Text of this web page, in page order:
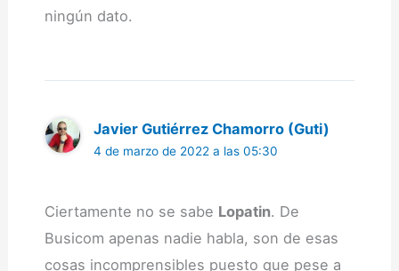
ningún dato.
Javier Gutiérrez Chamorro (Guti)
4 de marzo de 2022 a las 05:30
Ciertamente no se sabe Lopatin. De
Busicom apenas nadie habla, son de esas
cosas incomprensibles puesto que pese a